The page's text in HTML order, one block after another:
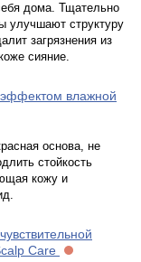
дома. Тщательно
улучшают структуру
загрязнения из
сияние.
влажной
основа, не
стойкость
кожу и
Care